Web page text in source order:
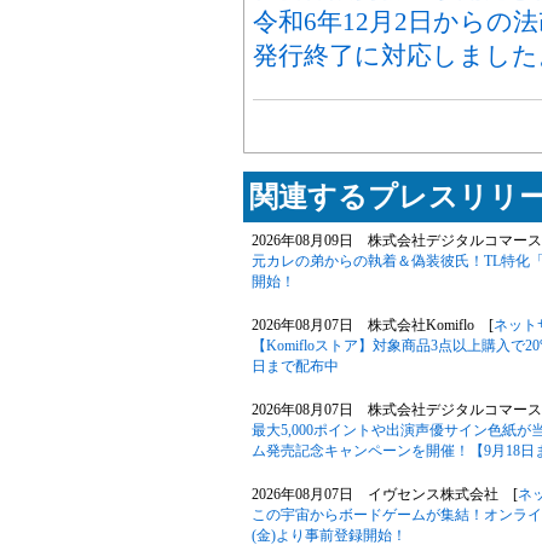
令和6年12月2日からの
発行終了に対応しまし
関連するプレスリリ
2026年08月09日 株式会社デジタルコマー
元カレの弟からの執着＆偽装彼氏！TL特化
開始！
2026年08月07日 株式会社Komiflo [ネット
【Komifloストア】対象商品3点以上購入で
日まで配布中
2026年08月07日 株式会社デジタルコマー
最大5,000ポイントや出演声優サイン色紙
ム発売記念キャンペーンを開催！【9月18日
2026年08月07日 イヴセンス株式会社 [ネ
この宇宙からボードゲームが集結！オンラ
(金)より事前登録開始！